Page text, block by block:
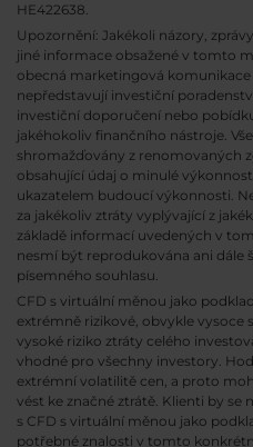
HE422638.
Upozornění: Jakékoli názory,
jiné informace obsažené v tomto
obecná marketingová
nepředstavují investiční
investiční doporučení nebo
jakéhokoliv finančního nástroje.
shromažďovány z renomovaných
obsahující údaj o minulé
ukazatelem budoucí výkonnosti.
za jakékoliv ztráty vyplývající z
základě informací uvedených v
nesmí být reprodukována ani dále
písemného souhlasu.
CFD s virtuální měnou jako
extrémně rizikové, obvykle vysoce
vysoké riziko ztráty celého
vhodné pro všechny investory.
extrémní volatilitě cen, a proto
vést ke značné ztrátě. Klienti by
s CFD s virtuální měnou jako
potřebné znalosti v tomto